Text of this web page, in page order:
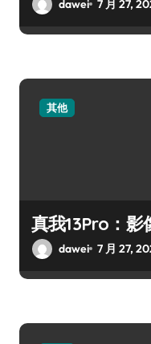
dawei 7 月 27,
其他
真我13Pro：影
dawei 7 月 27,